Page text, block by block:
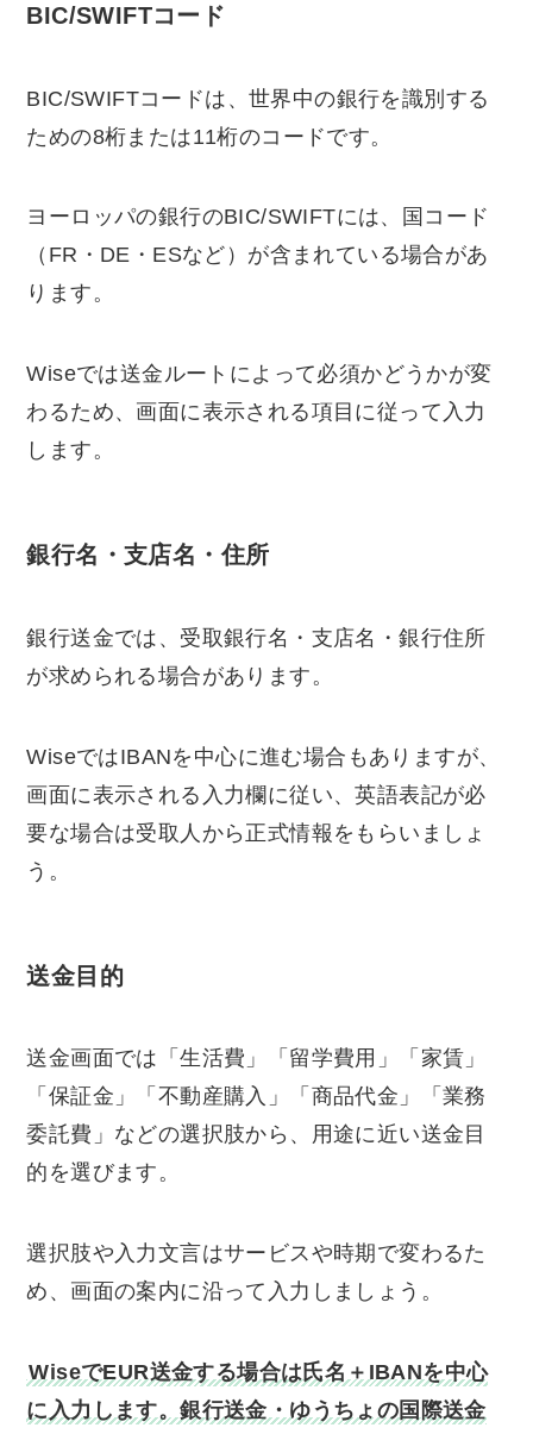
BIC/SWIFTコード
BIC/SWIFTコードは、世界中の銀行を識別する
ための8桁または11桁のコードです。
ヨーロッパの銀行のBIC/SWIFTには、国コード
（FR・DE・ESなど）が含まれている場合があ
ります。
Wiseでは送金ルートによって必須かどうかが変
わるため、画面に表示される項目に従って入力
します。
銀行名・支店名・住所
銀行送金では、受取銀行名・支店名・銀行住所
が求められる場合があります。
WiseではIBANを中心に進む場合もありますが、
画面に表示される入力欄に従い、英語表記が必
要な場合は受取人から正式情報をもらいましょ
う。
送金目的
送金画面では「生活費」「留学費用」「家賃」
「保証金」「不動産購入」「商品代金」「業務
委託費」などの選択肢から、用途に近い送金目
的を選びます。
選択肢や入力文言はサービスや時期で変わるた
め、画面の案内に沿って入力しましょう。
WiseでEUR送金する場合は氏名＋IBANを中心
に入力します。銀行送金・ゆうちょの国際送金